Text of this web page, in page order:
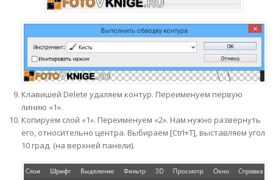
Клавишей Delete удаляем контур. Переименуем первую
линию «1».
Копируем слой «1». Переименуем «2». Нам нужно развернуть
его, относительно центра. Выбираем [Ctrl+T], выставляем угол
10 град. (на верхней панели).